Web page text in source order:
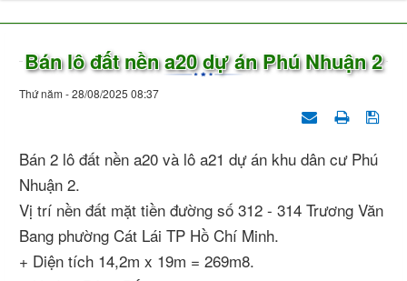
Bán lô đất nền a20 dự án Phú Nhuận 2
Thứ năm - 28/08/2025 08:37
Bán 2 lô đất nền a20 và lô a21 dự án khu dân cư Phú
Nhuận 2.
Vị trí nền đất mặt tiền đường số 312 - 314 Trương Văn
Bang phường Cát Lái TP Hồ Chí Minh.
+ Diện tích 14,2m x 19m = 269m8.